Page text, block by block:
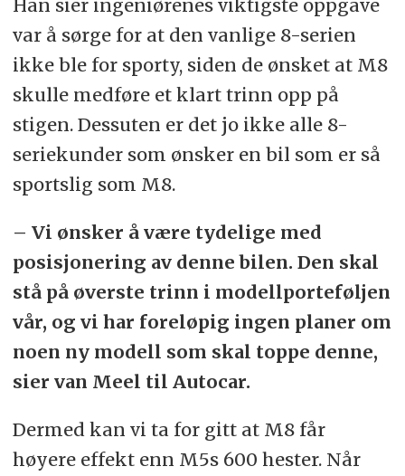
Han sier ingeniørenes viktigste oppgave
var å sørge for at den vanlige 8-serien
ikke ble for sporty, siden de ønsket at M8
skulle medføre et klart trinn opp på
stigen. Dessuten er det jo ikke alle 8-
seriekunder som ønsker en bil som er så
sportslig som M8.
– Vi ønsker å være tydelige med
posisjonering av denne bilen. Den skal
stå på øverste trinn i modellporteføljen
vår, og vi har foreløpig ingen planer om
noen ny modell som skal toppe denne,
sier van Meel til Autocar.
Dermed kan vi ta for gitt at M8 får
høyere effekt enn M5s 600 hester. Når